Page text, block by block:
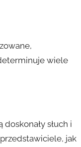
wiele
słuch i
jak